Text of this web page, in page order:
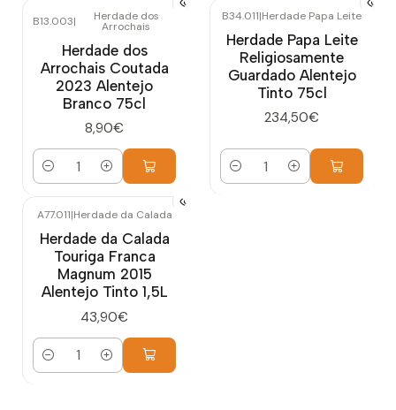
B13.003| Herdade dos
Arrochais
Herdade dos
Arrochais Coutada
2023 Alentejo
Branco 75cl
8,90€
Quantidade
B34.011|Herdade Papa Leite
Herdade Papa Leite
Religiosamente
Guardado Alentejo
Tinto 75cl
234,50€
Quantidade
A77.011|Herdade da Calada
Herdade da Calada
Touriga Franca
Magnum 2015
Alentejo Tinto 1,5L
43,90€
Quantidade